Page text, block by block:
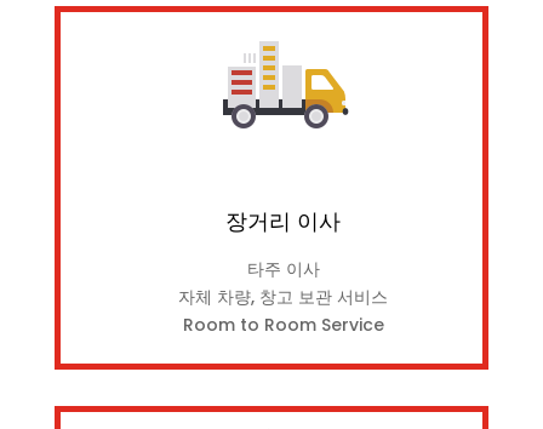
장거리 이사
타주 이사
자체 차량, 창고 보관 서비스
Room to Room Service